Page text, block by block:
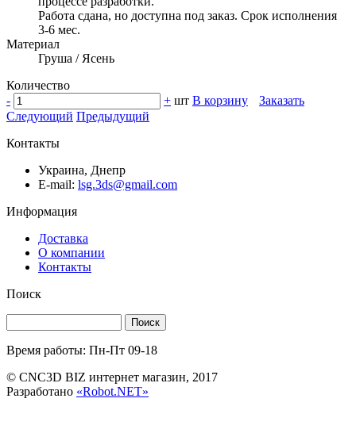
Работа сдана, но доступна под заказ. Срок исполнения
3-6 мес.
Материал
Груша / Ясень
Количество
-
+ шт В корзину
Заказать
Следующий Предыдущий
Контакты
Украина, Днепр
E-mail: lsg.3ds@gmail.com
Информация
Доставка
О компании
Контакты
Поиск
Поиск
Время работы: Пн-Пт 09-18
© CNC3D BIZ интернет магазин, 2017
Разработано «Robot.NET»